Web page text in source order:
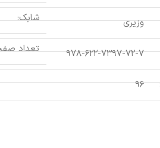
وزیری
۹۷۸-۶۲۲-۷۳۹۷-۷۲-۷
۹۶
شابک:
تعداد